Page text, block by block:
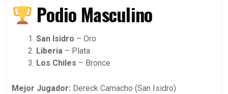
Podio Masculino
San Isidro – Oro
Liberia – Plata
Los Chiles – Bronce
Mejor Jugador: Dereck Camacho (San Isidro)